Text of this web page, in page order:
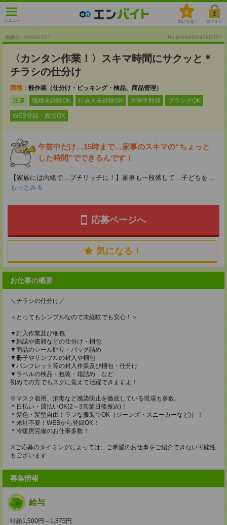
メニュー
0
気になる！ ログイン
掲載日 :2026/07/27 No.BAIB8110428GT57
〈カンタン作業！〉スキマ時間にサクッと＊
チラシの仕分け
職種： 軽作業（仕分け・ピッキング・検品、商品管理）
派遣
職種未経験OK 社会人未経験OK 大学生歓迎 ブランクOK
WEB登録・面接OK
午前中だけ…15時まで…家事のスキマの“ちょっと
した時間”でできるんです！
【家族には内緒で…プチリッチに！】家事も一段落して…子どもを ...
もっとみる
応募ページへ
気になる！
お仕事の概要
＼チラシの仕分け／
＜とってもシンプルなので未経験でも安心！＞
▼封入作業及び梱包
▼雑誌や書籍などの仕分け・梱包
▼商品のシール貼り・パック詰め
▼冊子やサンプルの封入や梱包
▼パンフレット等の封入作業及び梱包・仕分け
▼ラベルの検品・包装・箱詰め など
初めての方でもスグに覚えて活躍できますよ！
※マスク着用、消毒など感染防止を徹底している現場も多数。
＊日払い・週払いOK(2～3営業日後振込)！
＊髪色・髪型自由！ラフな服装でOK（ジーンズ・スニーカーなど)）！
＊来社不要！WEBから登録OK！
＊冷暖房完備のお仕事多数！
※ご応募のタイミングによっては、ご希望のお仕事をご紹介できない可能性
もございます
募集情報
給与
時給1,500円～1,875円